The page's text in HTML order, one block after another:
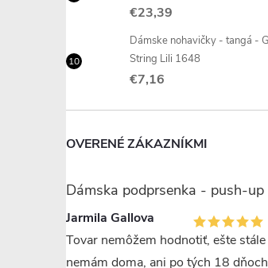
€23,39
Dámske nohavičky - tangá -
String Lili 1648
€7,16
OVERENÉ ZÁKAZNÍKMI
Jarmila Gallova
Tovar nemôžem hodnotiť, ešte
nemám doma, ani po tých 18